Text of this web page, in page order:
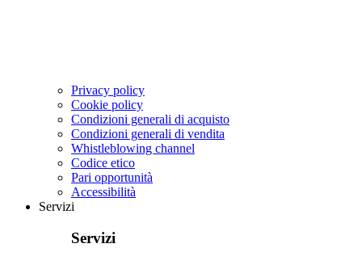
Privacy policy
Cookie policy
Condizioni generali di acquisto
Condizioni generali di vendita
Whistleblowing channel
Codice etico
Pari opportunità
Accessibilità
Servizi
Servizi